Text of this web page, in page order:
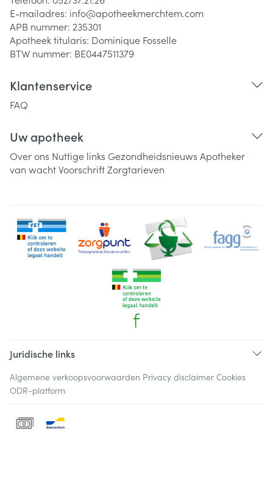
E-mailadres: info@apotheekmerchtem.com
APB nummer: 235301
Apotheek titularis: Dominique Fosselle
BTW nummer: BE0447511379
Klantenservice
FAQ
Uw apotheek
Over ons Nuttige links Gezondheidsnieuws Apotheker
van wachtVoorschriftZorgtarieven
Juridische links
Algemene verkoopsvoorwaarden Privacy disclaimer Cookies
ODR-platform